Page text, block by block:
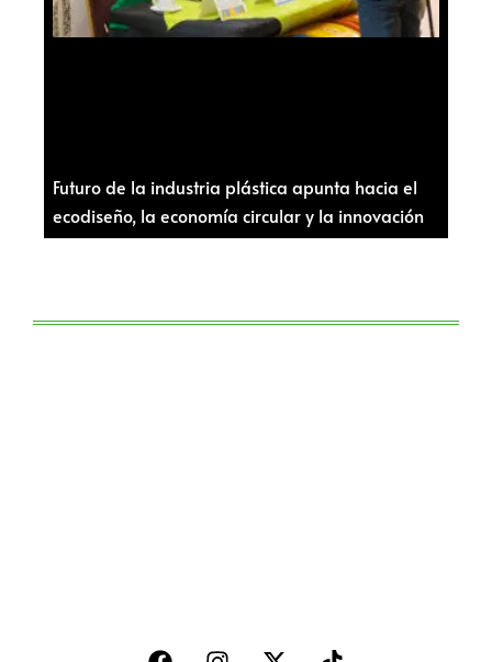
Futuro de la industria plástica apunta hacia el
ecodiseño, la economía circular y la innovación